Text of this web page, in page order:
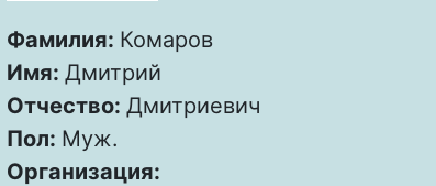
Фамилия: Комаров
Имя: Дмитрий
Отчество: Дмитриевич
Пол: Муж.
Организация: